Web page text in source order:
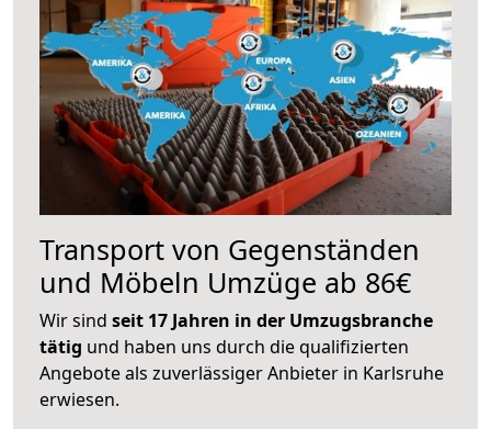
Transport von Gegenständen
und Möbeln Umzüge ab 86€
Wir sind seit 17 Jahren in der Umzugsbranche
tätig und haben uns durch die qualifizierten
Angebote als zuverlässiger Anbieter in Karlsruhe
erwiesen.